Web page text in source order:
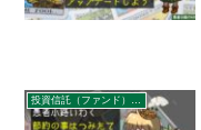
投資信託（ファンド）のリターン